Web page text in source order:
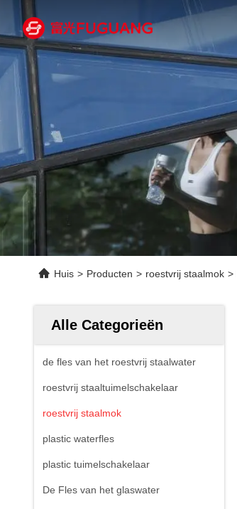
Huis > Producten > roestvrij staalmok >
Alle Categorieën
de fles van het roestvrij staalwater
roestvrij staaltuimelschakelaar
roestvrij staalmok
plastic waterfles
plastic tuimelschakelaar
De Fles van het glaswater